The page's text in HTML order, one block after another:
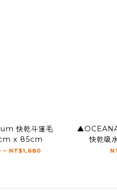
快乾斗篷毛
x 85cm
~ NT$1,680
快乾吸